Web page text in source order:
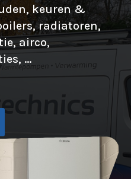
keuren &
radiatoren,
airco,
...